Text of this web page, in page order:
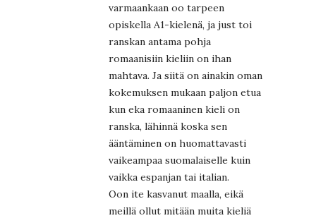
varmaankaan oo tarpeen
opiskella A1-kielenä, ja just toi
ranskan antama pohja
romaanisiin kieliin on ihan
mahtava. Ja siitä on ainakin oman
kokemuksen mukaan paljon etua
kun eka romaaninen kieli on
ranska, lähinnä koska sen
ääntäminen on huomattavasti
vaikeampaa suomalaiselle kuin
vaikka espanjan tai italian.
Oon ite kasvanut maalla, eikä
meillä ollut mitään muita kieliä